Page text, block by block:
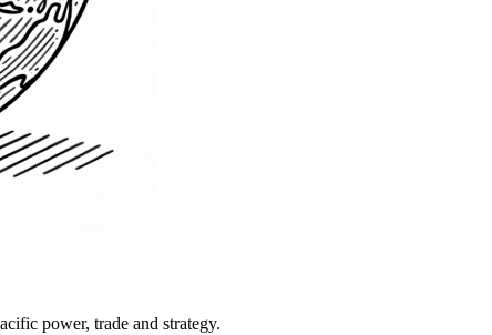
power, trade and strategy.